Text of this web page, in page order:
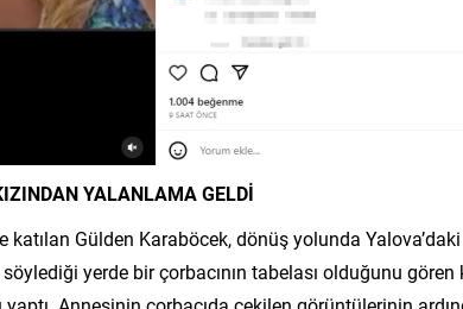
YALANLAMA GELDİ
katılan Gülden Karaböcek, dönüş yolunda
yerde bir çorbacının tabelası olduğunu gören